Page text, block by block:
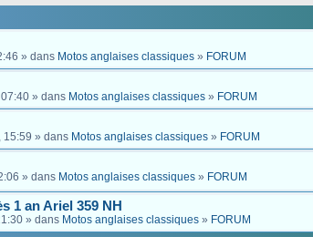
» dans Motos anglaises classiques » FORUM
» dans Motos anglaises classiques » FORUM
15:59 » dans Motos anglaises classiques » FORUM
» dans Motos anglaises classiques » FORUM
1 an Ariel 359 NH
» dans Motos anglaises classiques » FORUM